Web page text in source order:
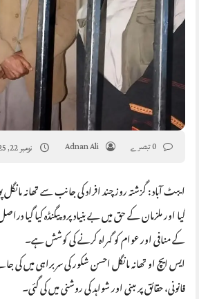
Adnan Ali نومبر 22, 2025
ایبٹ آباد : گزشتہ روز چند افراد کی جانب سے تھانہ
گیا اور ملزمان کے حق میں بے بنیاد پروپیگنڈہ کیا گیا
کے منافی اور عوام کو گمراہ کرنے کی کوشش ہے۔
ایس ایچ او تھانہ مانگل احسن شکور کی سربراہی میں کی
قانونی، حقائق پر مبنی اور شواہد کی روشنی میں کی گئی۔